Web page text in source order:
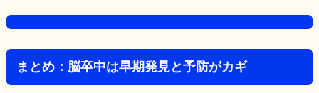
まとめ：脳卒中は早期発見と予防がカギ